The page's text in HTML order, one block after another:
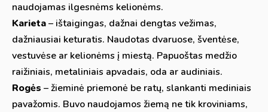
naudojamas ilgesnėms kelionėms.
Karieta– ištaigingas, dažnai dengtas vežimas,
dažniausiai keturatis. Naudotas dvaruose, šventėse,
vestuvėse ar kelionėms į miestą. Papuoštas medžio
raižiniais, metaliniais apvadais, oda ar audiniais.
Rogės – žieminė priemonė be ratų, slankanti mediniais
pavažomis. Buvo naudojamos žiemą ne tik kroviniams,